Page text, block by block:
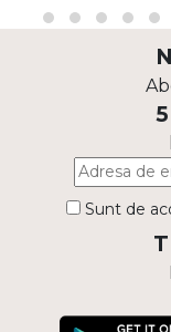
Sunt de